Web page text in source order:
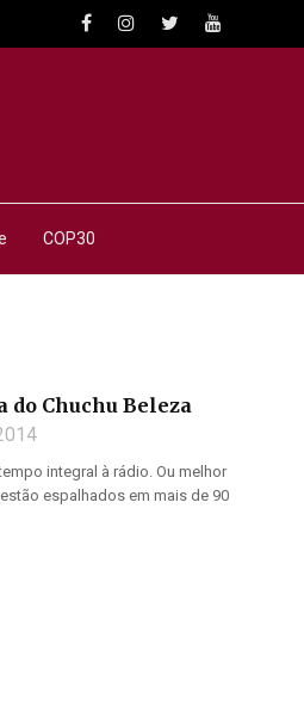
COP30
do Chuchu Beleza
integral à rádio. Ou melhor
espalhados em mais de 90